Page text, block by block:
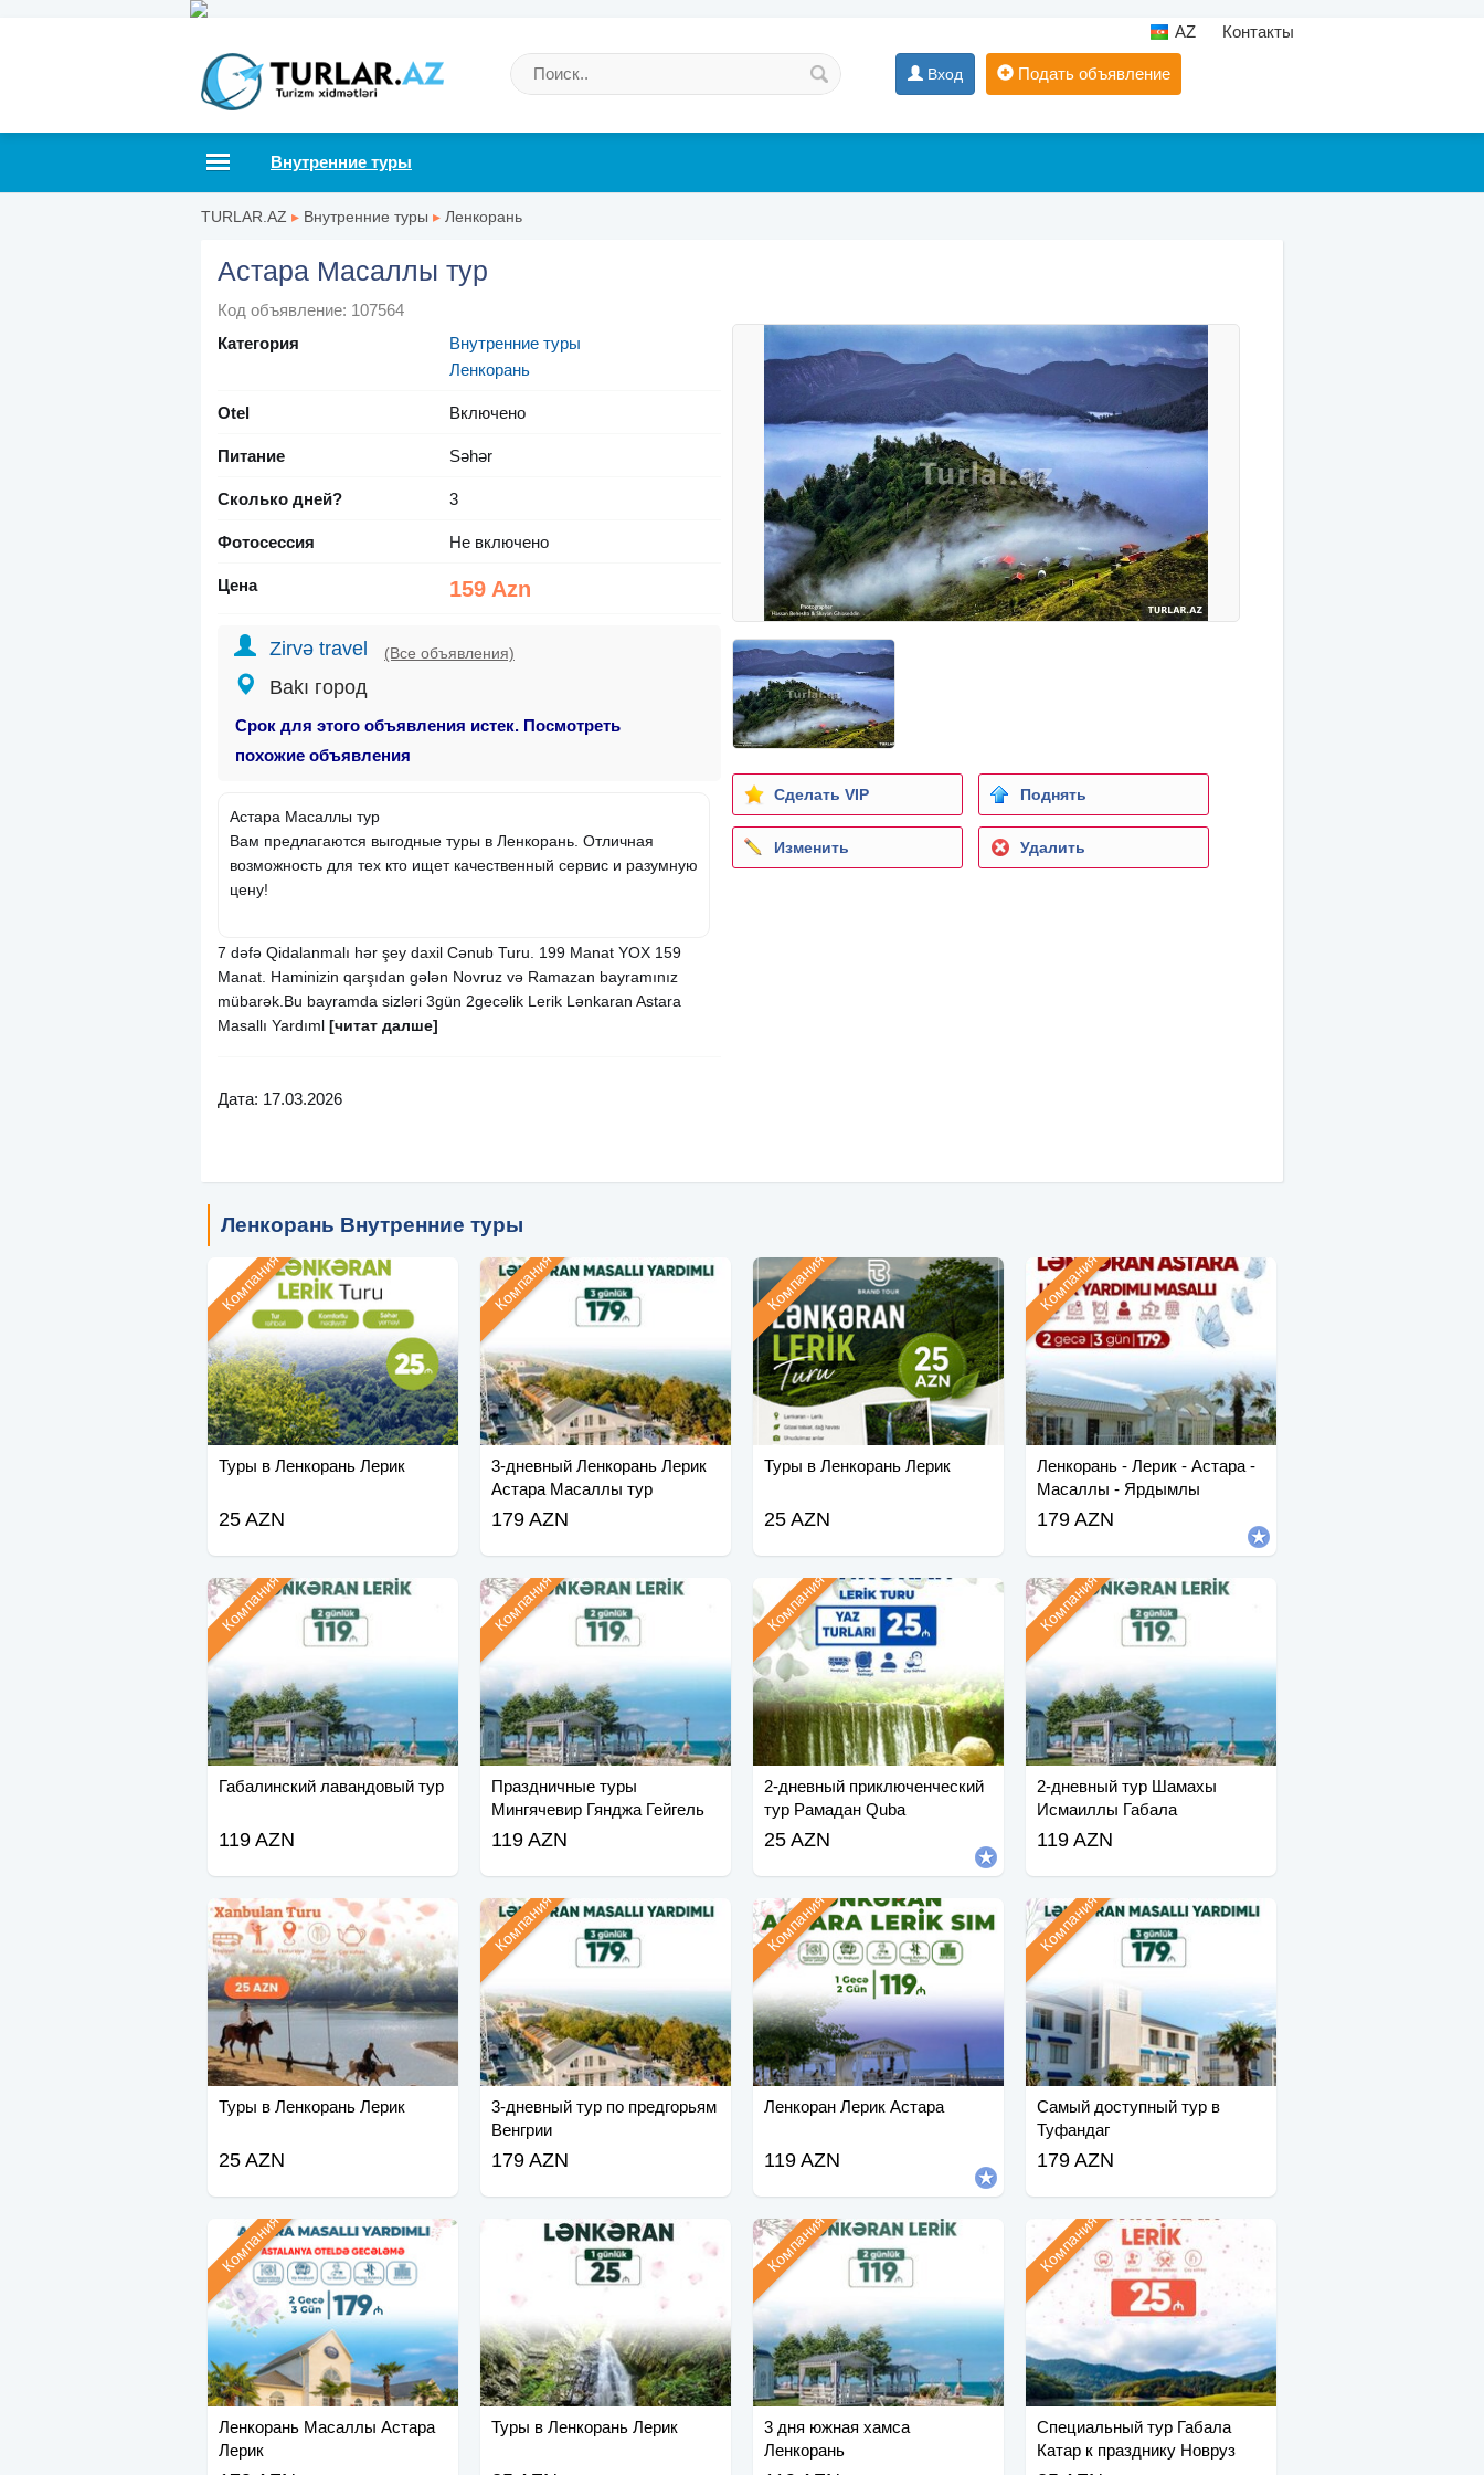
AZ Контакты
Вход Подать объявление
Внутренние туры
TURLAR.AZ ▸ Внутренние туры ▸ Ленкорань
Астара Масаллы тур
Код объявление: 107564
Категория
Внутренние туры
Ленкорань
Otel Включено
Питание Səhər
Сколько дней? 3
Фотосессия Не включено
Цена 159 Azn
Zirvə travel (Все объявления)
Bakı город
Срок для этого объявления истек. Посмотреть
похожие объявления
Астара Масаллы тур
Вам предлагаются выгодные туры в Ленкорань. Отличная
возможность для тех кто ищет качественный сервис и разумную
цену!
7 dəfə Qidalanmalı hər şey daxil Cənub Turu. 199 Manat YOX 159
Manat. Haminizin qarşıdan gələn Novruz və Ramazan bayramınız
mübarək.Bu bayramda sizləri 3gün 2gecəlik Lerik Lənkaran Astara
Masallı Yardıml [читат далше]
Дата: 17.03.2026
Сделать VIP Поднять
Изменить Удалить
Ленкорань Внутренние туры
Туры в Ленкорань Лерик
Компания
25 AZN
3-дневный Ленкорань Лерик
Астара Масаллы тур
Компания
179 AZN
Туры в Ленкорань Лерик
Компания
25 AZN
Ленкорань - Лерик - Астара -
Масаллы - Ярдымлы
Компания
179 AZN
Габалинский лавандовый тур
Компания
119 AZN
Праздничные туры
Мингячевир Гянджа Гейгель
Компания
119 AZN
2-дневный приключенческий
тур Рамадан Quba
Компания
25 AZN
2-дневный тур Шамахы
Исмаиллы Габала
Компания
119 AZN
Туры в Ленкорань Лерик
25 AZN
3-дневный тур по предгорьям
Венгрии
Компания
179 AZN
Ленкоран Лерик Астара
Компания
119 AZN
Самый доступный тур в
Туфандаг
Компания
179 AZN
Ленкорань Масаллы Астара
Лерик
Компания
Туры в Ленкорань Лерик
3 дня южная хамса
Ленкорань
Компания
Специальный тур Габала
Катар к празднику Новруз
Компания